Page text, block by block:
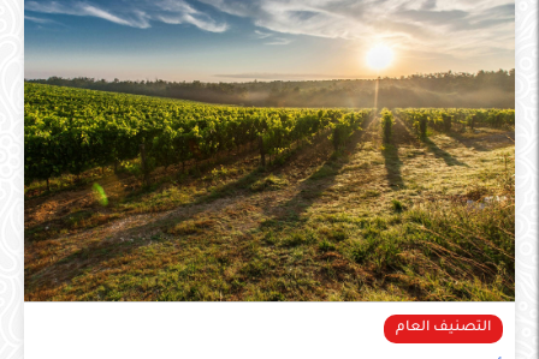
التصنيف العام